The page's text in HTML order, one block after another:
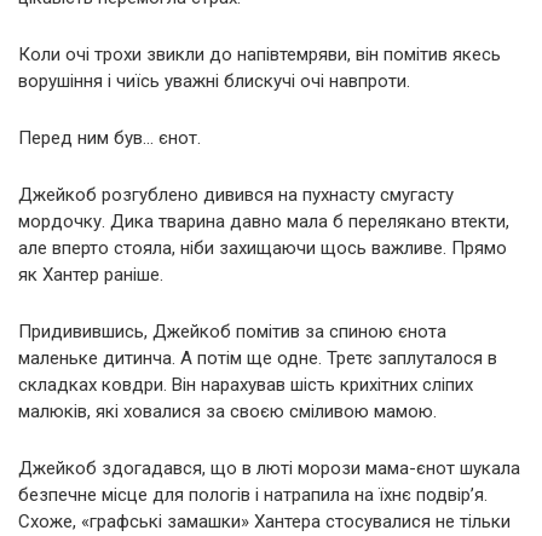
Коли очі трохи звикли до напівтемряви, він помітив якесь
ворушіння і чиїсь уважні блискучі очі навпроти.
Перед ним був… єнот.
Джейкоб розгублено дивився на пухнасту смугасту
мордочку. Дика тварина давно мала б перелякано втекти,
але вперто стояла, ніби захищаючи щось важливе. Прямо
як Хантер раніше.
Придивившись, Джейкоб помітив за спиною єнота
маленьке дитинча. А потім ще одне. Третє заплуталося в
складках ковдри. Він нарахував шість крихітних сліпих
малюків, які ховалися за своєю сміливою мамою.
Джейкоб здогадався, що в люті морози мама-єнот шукала
безпечне місце для пологів і натрапила на їхнє подвір’я.
Схоже, «графські замашки» Хантера стосувалися не тільки